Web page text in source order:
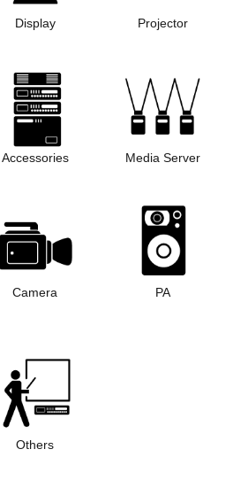
Display Projector
Accessories Media Server
Camera PA
Others